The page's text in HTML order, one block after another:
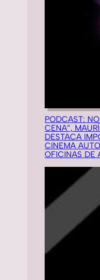
PODCAST:
CENA”,
DESTACA
CINEMA
OFICINAS DE